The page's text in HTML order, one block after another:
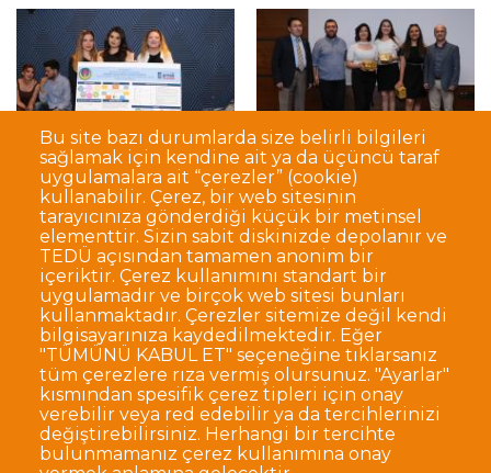
Bu site bazı durumlarda size belirli bilgileri
sağlamak için kendine ait ya da üçüncü taraf
uygulamalara ait “çerezler” (cookie)
kullanabilir. Çerez, bir web sitesinin
tarayıcınıza gönderdiği küçük bir metinsel
elementtir. Sizin sabit diskinizde depolanır ve
TEDÜ açısından tamamen anonim bir
içeriktir. Çerez kullanımını standart bir
uygulamadır ve birçok web sitesi bunları
kullanmaktadır. Çerezler sitemize değil kendi
bilgisayarınıza kaydedilmektedir. Eğer
"TÜMÜNÜ KABUL ET" seçeneğine tıklarsanız
tüm çerezlere rıza vermiş olursunuz. "Ayarlar"
kısmından spesifik çerez tipleri için onay
verebilir veya red edebilir ya da tercihlerinizi
değiştirebilirsiniz. Herhangi bir tercihte
bulunmamanız çerez kullanımına onay
Dipnot
Sıkça Sorulan Sorular
Kişisel Verilerin Korunması
Gizlilik Politikası
Sorumluluk Reddi
Açık Rıza
Kurumsal Kimlik
© TED Üniversitesi. Ziya Gökalp Caddesi No:48 06420, Kolej
Çankaya ANKARA